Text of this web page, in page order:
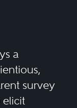
a
survey
elicit